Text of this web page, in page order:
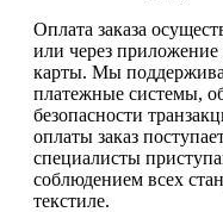
Оплата заказа
или через приложение
карты. Мы
платежные системы,
безопасности
оплаты заказ
специалисты
соблюдением всех
текстиле.